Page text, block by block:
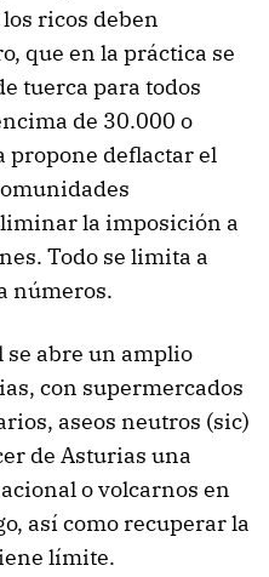
ricos deben
que en la práctica se
tuerca para todos
de 30.000 o
propone deflactar el
la imposición a
Todo se limita a
números.
se abre un amplio
con supermercados
aseos neutros (sic)
de Asturias una
o volcarnos en
así como recuperar la
límite.